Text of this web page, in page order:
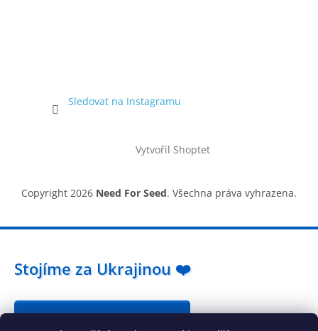
Sledovat na Instagramu
Vytvořil Shoptet
Copyright 2026 Need For Seed. Všechna práva vyhrazena.
Stojíme za Ukrajinou ❤️